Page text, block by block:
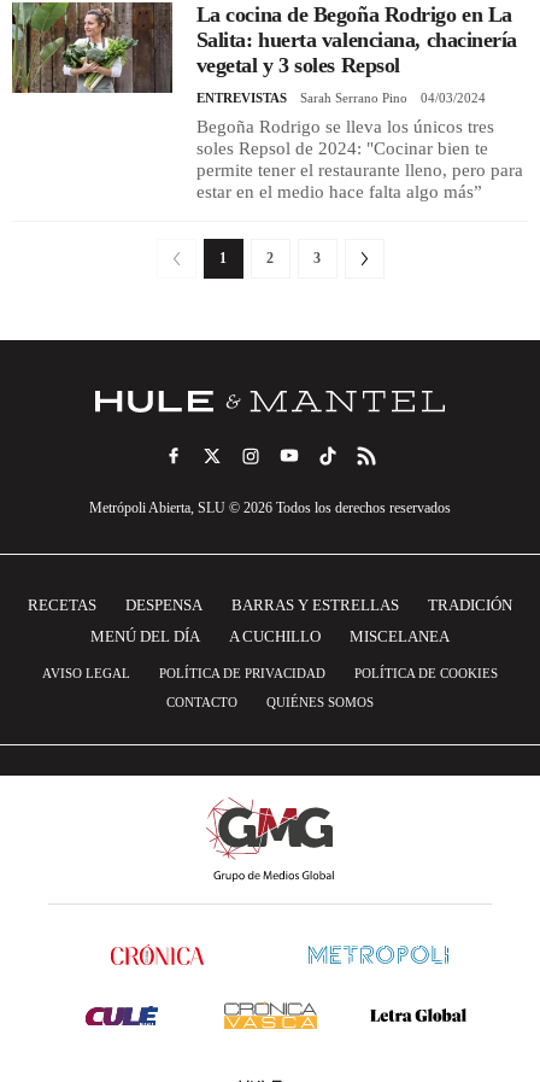
La cocina de Begoña Rodrigo en La
Salita: huerta valenciana, chacinería
vegetal y 3 soles Repsol
ENTREVISTAS Sarah Serrano Pino 04/03/2024
Begoña Rodrigo se lleva los únicos tres
soles Repsol de 2024: "Cocinar bien te
permite tener el restaurante lleno, pero para
estar en el medio hace falta algo más”
1 2 3
Metrópoli Abierta, SLU © 2026 Todos los derechos reservados
RECETAS DESPENSA BARRAS Y ESTRELLAS
TRADICIÓN
MENÚ DEL DÍA
A CUCHILLO MISCELANEA
AVISO LEGAL POLÍTICA DE PRIVACIDAD
POLÍTICA DE COOKIES
CONTACTO
QUIÉNES SOMOS